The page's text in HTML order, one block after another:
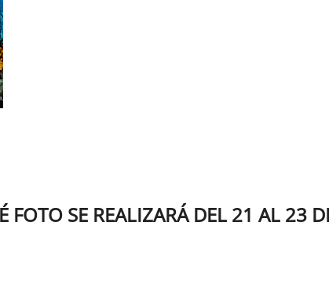
FOTO SE REALIZARÁ DEL 21 AL 23